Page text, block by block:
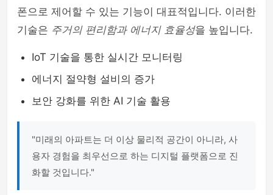
폰으로 제어할 수 있는 기능이 대표적입니다. 이러한
기술은 주거의 편리함과 에너지 효율성을 높입니다.
IoT 기술을 통한 실시간 모니터링
에너지 절약형 설비의 증가
보안 강화를 위한 AI 기술 활용
"미래의 아파트는 더 이상 물리적 공간이 아니라, 사
용자 경험을 최우선으로 하는 디지털 플랫폼으로 진
화할 것입니다."